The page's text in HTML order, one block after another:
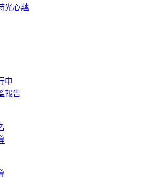
光心蘊
中
報告